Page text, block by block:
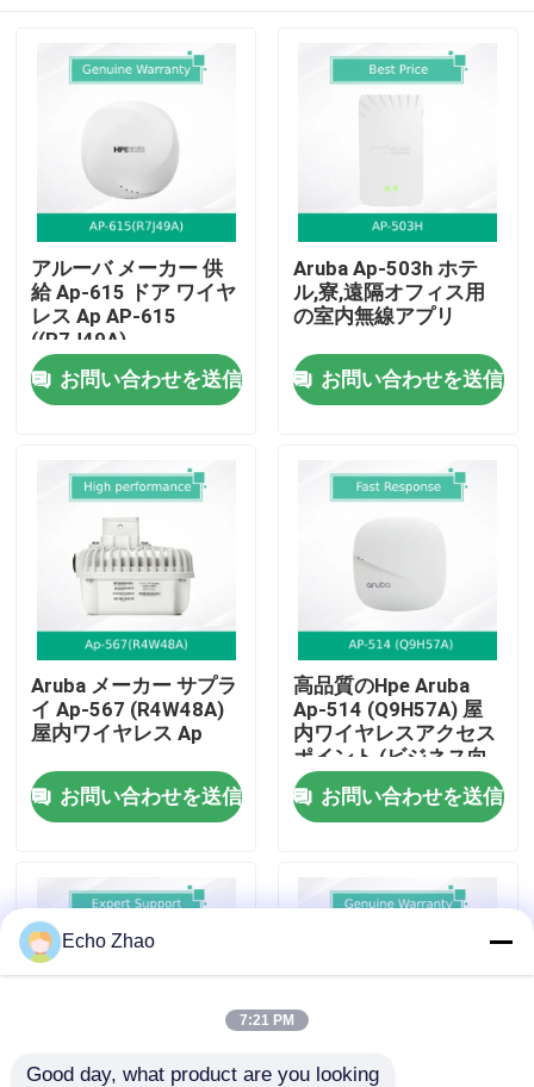
ホーム
製品
動画
私たちについて
工場見学
品質管理
ニュース
見積もりを依頼する
アルーバ メーカー 供
給 Ap-615 ドア ワイヤ
レス Ap AP-615
((R7J49A)
お問い合わせを送信
Aruba Ap-503h ホテ
ル,寮,遠隔オフィス用
の室内無線アプリ
お問い合わせを送信
Aruba メーカー サプラ
イ Ap-567 (R4W48A)
屋内ワイヤレス Ap
お問い合わせを送信
高品質のHpe Aruba
Ap-514 (Q9H57A) 屋
内ワイヤレスアクセス
ポイント (ビジネス向
け)
お問い合わせを送信
Echo Zhao
7:21 PM
Good day, what product are you looking